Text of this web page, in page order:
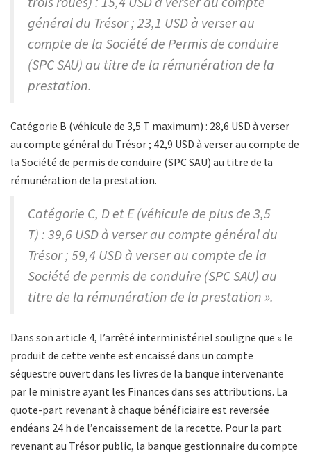
général du Trésor ; 23,1 USD à verser au
compte de la Société de Permis de conduire
(SPC SAU) au titre de la rémunération de la
prestation.
Catégorie B (véhicule de 3,5 T maximum) : 28,6 USD à verser
au compte général du Trésor ; 42,9 USD à verser au compte de
la Société de permis de conduire (SPC SAU) au titre de la
rémunération de la prestation.
Catégorie C, D et E (véhicule de plus de 3,5
T) : 39,6 USD à verser au compte général du
Trésor ; 59,4 USD à verser au compte de la
Société de permis de conduire (SPC SAU) au
titre de la rémunération de la prestation ».
Dans son article 4, l’arrêté interministériel souligne que « le
produit de cette vente est encaissé dans un compte
séquestre ouvert dans les livres de la banque intervenante
par le ministre ayant les Finances dans ses attributions. La
quote-part revenant à chaque bénéficiaire est reversée
endéans 24 h de l’encaissement de la recette. Pour la part
revenant au Trésor public, la banque gestionnaire du compte